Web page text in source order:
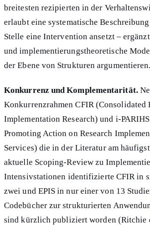
breitesten rezipierten in der
erlaubt eine systematische
Stelle eine Intervention ansetzt –
und implementierungstheoretische
der Ebene von Strukturen argumentieren.
Konkurrenz und Komplementarität.
Konkurrenzrahmen CFIR (Consolidated
Implementation Research) und i-
Promoting Action on Research
Services) die in der Literatur am
aktuelle Scoping-Review zu
Intensivstationen identifizierte CFIR in
zwei und EPIS in nur einer von 13
Codebücher zur strukturierten
sind kürzlich publiziert worden (Ritchie